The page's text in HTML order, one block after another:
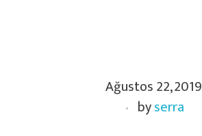
Ağustos 22, 2019
byserra